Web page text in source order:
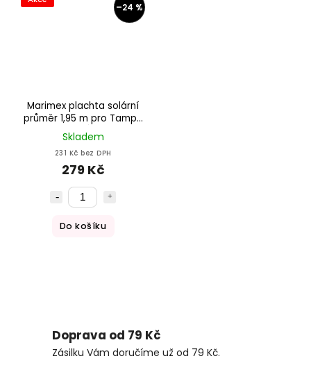
–24 %
Marimex plachta solární
průměr 1,95 m pro Tampa
2,44 m MODRÁ (10400326)
Skladem
231 Kč bez DPH
279 Kč
Do košíku
Doprava od 79 Kč
Zásilku Vám doručíme už od 79 Kč.